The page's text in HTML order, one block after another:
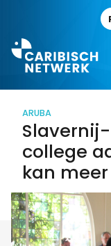
ARUBA
college
kan